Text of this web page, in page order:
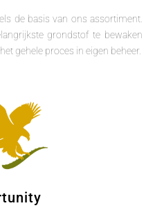
de basis van ons assortiment.
grondstof te bewaken
gehele proces in eigen beheer.